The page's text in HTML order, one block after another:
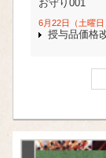
お守り001
6月22日（土曜日
授与品価格